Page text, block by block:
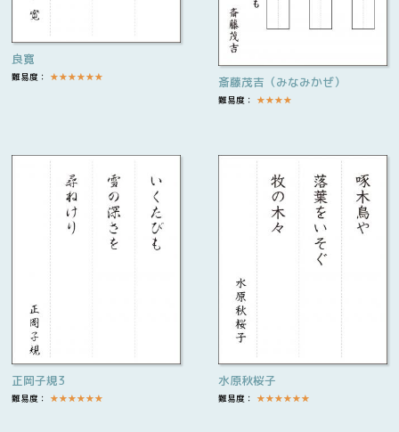
良寛
難易度： ★★★★★★ 斎藤茂吉（みなみかぜ）
難易度： ★★★★
正岡子規3
難易度： ★★★★★★
水原秋桜子
難易度： ★★★★★★